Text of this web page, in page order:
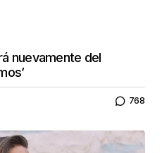
nuevamente del
768